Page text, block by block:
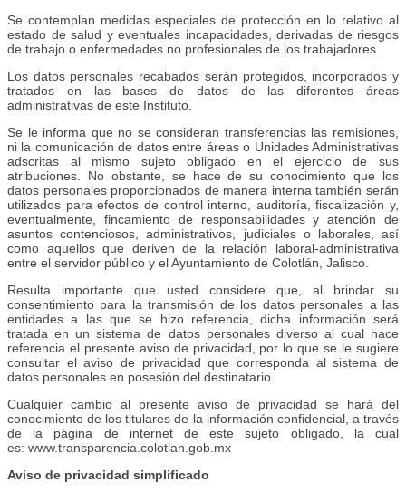
Se contemplan medidas especiales de protección en lo relativo al
estado de salud y eventuales incapacidades, derivadas de riesgos
de trabajo o enfermedades no profesionales de los trabajadores.
Los datos personales recabados serán protegidos, incorporados y
tratados en las bases de datos de las diferentes áreas
administrativas de este Instituto.
Se le informa que no se consideran transferencias las remisiones,
ni la comunicación de datos entre áreas o Unidades Administrativas
adscritas al mismo sujeto obligado en el ejercicio de sus
atribuciones. No obstante, se hace de su conocimiento que los
datos personales proporcionados de manera interna también serán
utilizados para efectos de control interno, auditoría, fiscalización y,
eventualmente, fincamiento de responsabilidades y atención de
asuntos contenciosos, administrativos, judiciales o laborales, así
como aquellos que deriven de la relación laboral-administrativa
entre el servidor público y el Ayuntamiento de Colotlán, Jalisco.
Resulta importante que usted considere que, al brindar su
consentimiento para la transmisión de los datos personales a las
entidades a las que se hizo referencia, dicha información será
tratada en un sistema de datos personales diverso al cual hace
referencia el presente aviso de privacidad, por lo que se le sugiere
consultar el aviso de privacidad que corresponda al sistema de
datos personales en posesión del destinatario.
Cualquier cambio al presente aviso de privacidad se hará del
conocimiento de los titulares de la información confidencial, a través
de la página de internet de este sujeto obligado, la cual
es: www.transparencia.colotlan.gob.mx
Aviso de privacidad simplificado